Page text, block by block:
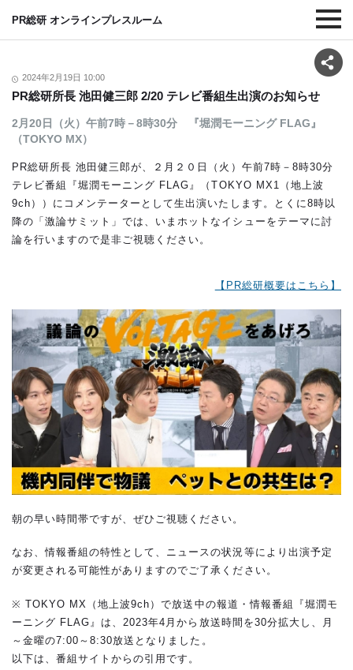
PR総研 オンラインプレスルーム
2024年2月19日 10:00
PR総研所長 池田健三郎 2/20 テレビ番組生出演のお知らせ
2月20日（火）午前7時－8時30分 『堀潤モーニング FLAG』
（TOKYO MX）
PR総研所長 池田健三郎が、２月２０日（火）午前7時－8時30分
テレビ番組『堀潤モーニング FLAG』（TOKYO MX1（地上波
9ch））にコメンテーターとして生出演いたします。とくに8時以
降の「激論サミット」では、いまホットなイシューをテーマに討
論を行いますので是非ご視聴ください。
【PR総研概要はこちら】
朝の早い時間帯ですが、ぜひご視聴ください。
なお、情報番組の特性として、ニュースの状況等により出演予定
が変更される可能性がありますのでご了承ください。
※ TOKYO MX（地上波9ch）で放送中の報道・情報番組『堀潤モ
ーニング FLAG』は、2023年4月から放送時間を30分拡大し、月
～金曜の7:00～8:30放送となりました。
以下は、番組サイトからの引用です。